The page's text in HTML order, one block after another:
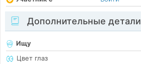
Дополнительные детали
Ищу
Цвет глаз